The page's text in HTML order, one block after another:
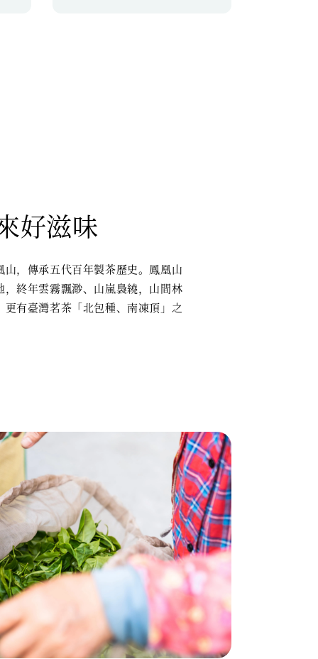
好滋味
，傳承五代百年製茶歷史。鳳凰山
，終年雲霧飄渺、山嵐裊繞，山間林
有臺灣茗茶「北包種、南凍頂」之